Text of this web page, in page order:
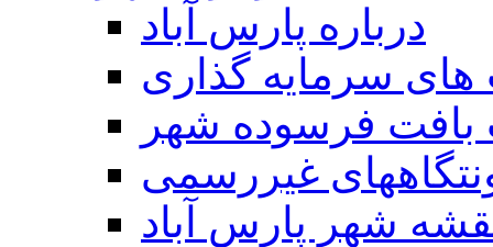
درباره پارس آباد
سرمایه گذاری
بافت فرسوده شهر
غیررسمی
شهر پارس آباد